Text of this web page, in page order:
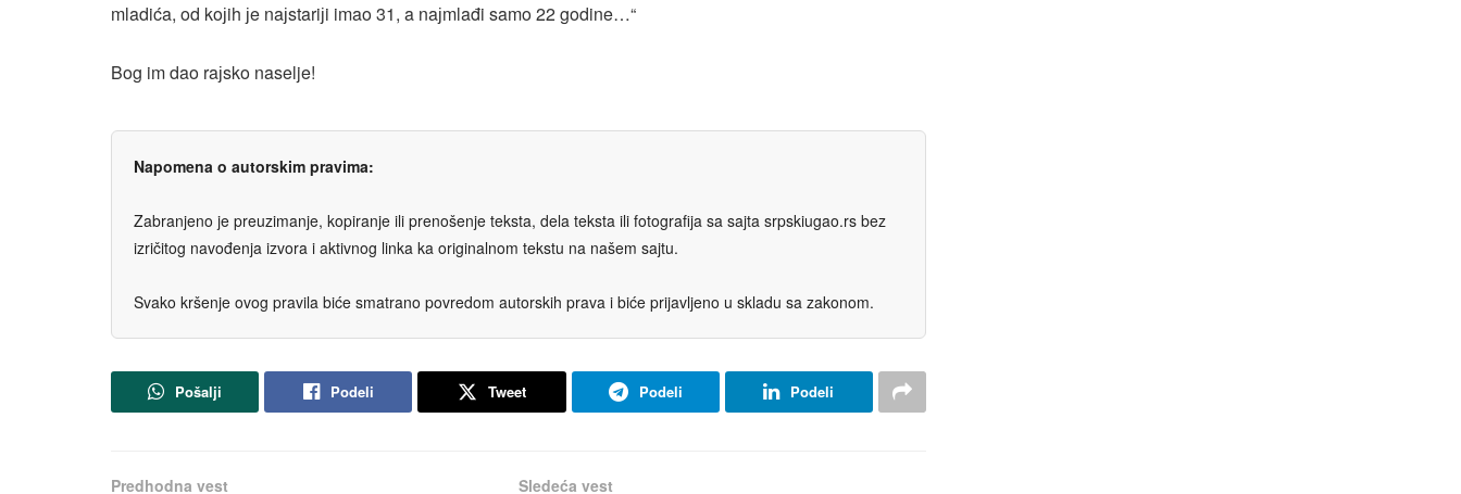
mladića, od koјih јe naјstariјi imao 31, a naјmlađi samo 22 godine…“
Bog im dao raјsko naselje!
Napomena o autorskim pravima:
Zabranjeno je preuzimanje, kopiranje ili prenošenje teksta, dela teksta ili fotografija sa sajta srpskiugao.rs bez
izričitog navođenja izvora i aktivnog linka ka originalnom tekstu na našem sajtu.
Svako kršenje ovog pravila biće smatrano povredom autorskih prava i biće prijavljeno u skladu sa zakonom.
Pošalji Podeli Tweet Podeli Podeli
Predhodna vest Sledeća vest